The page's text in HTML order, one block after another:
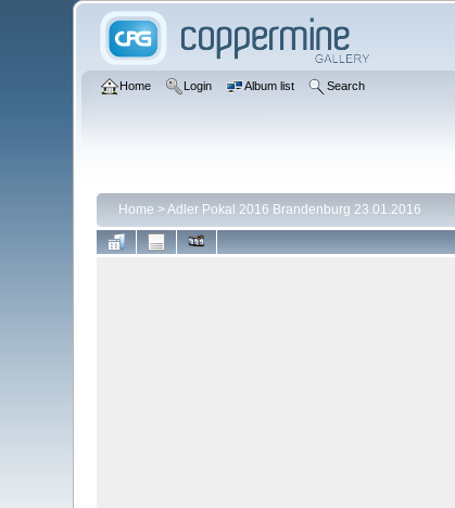
Home Login Album list Search
Home >Adler Pokal 2016 Brandenburg 23.01.2016